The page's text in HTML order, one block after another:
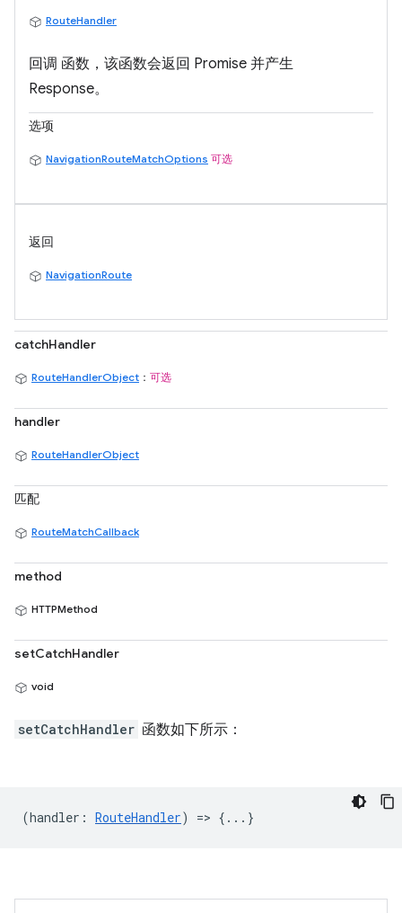
RouteHandler
回调 函数，该函数会返回 Promise 并产生
Response。
选项
NavigationRouteMatchOptions 可选
返回
NavigationRoute
catchHandler
RouteHandlerObject ： 可选
handler
RouteHandlerObject
匹配
RouteMatchCallback
method
HTTPMethod
setCatchHandler
void
setCatchHandler 函数如下所示：
(handler : RouteHandler) => {...}